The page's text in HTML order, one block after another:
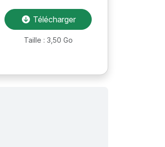
Télécharger
Taille : 3,50 Go